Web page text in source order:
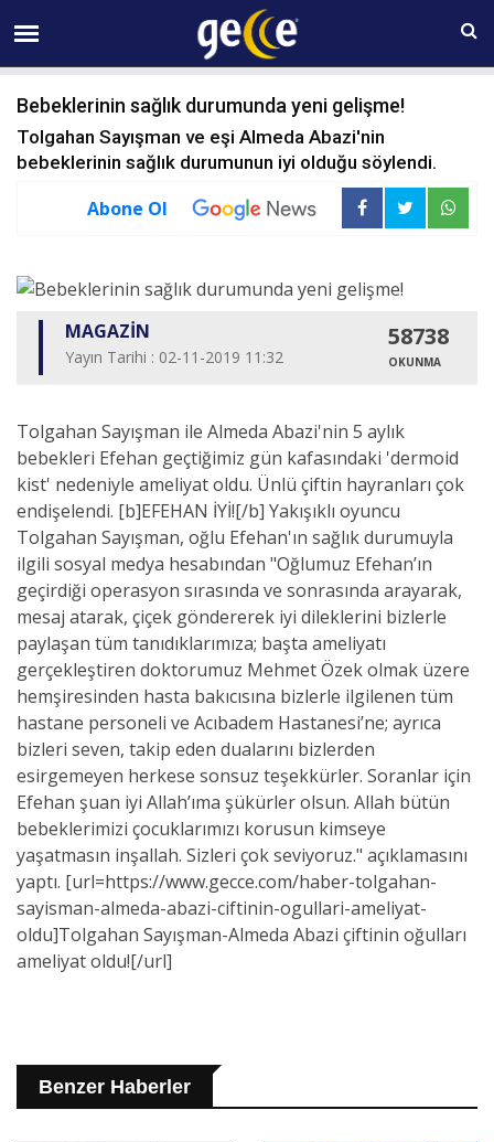
10 AĞUSTOS Pazartesi 23:49
Bebeklerinin sağlık durumunda yeni gelişme!
Tolgahan Sayışman ve eşi Almeda Abazi'nin
bebeklerinin sağlık durumunun iyi olduğu söylendi.
Abone Ol
MAGAZİN
Yayın Tarihi : 02-11-2019 11:32
58738
OKUNMA
Tolgahan Sayışman ile Almeda Abazi'nin 5 aylık
bebekleri Efehan geçtiğimiz gün kafasındaki 'dermoid
kist' nedeniyle ameliyat oldu. Ünlü çiftin hayranları çok
endişelendi. [b]EFEHAN İYİ![/b] Yakışıklı oyuncu
Tolgahan Sayışman, oğlu Efehan'ın sağlık durumuyla
ilgili sosyal medya hesabından "Oğlumuz Efehan’ın
geçirdiği operasyon sırasında ve sonrasında arayarak,
mesaj atarak, çiçek göndererek iyi dileklerini bizlerle
paylaşan tüm tanıdıklarımıza; başta ameliyatı
gerçekleştiren doktorumuz Mehmet Özek olmak üzere
hemşiresinden hasta bakıcısına bizlerle ilgilenen tüm
hastane personeli ve Acıbadem Hastanesi’ne; ayrıca
bizleri seven, takip eden dualarını bizlerden
esirgemeyen herkese sonsuz teşekkürler. Soranlar için
Efehan şuan iyi Allah’ıma şükürler olsun. Allah bütün
bebeklerimizi çocuklarımızı korusun kimseye
yaşatmasın inşallah. Sizleri çok seviyoruz." açıklamasını
yaptı. [url=https://www.gecce.com/haber-tolgahan-
sayisman-almeda-abazi-ciftinin-ogullari-ameliyat-
oldu]Tolgahan Sayışman-Almeda Abazi çiftinin oğulları
ameliyat oldu![/url]
Benzer Haberler